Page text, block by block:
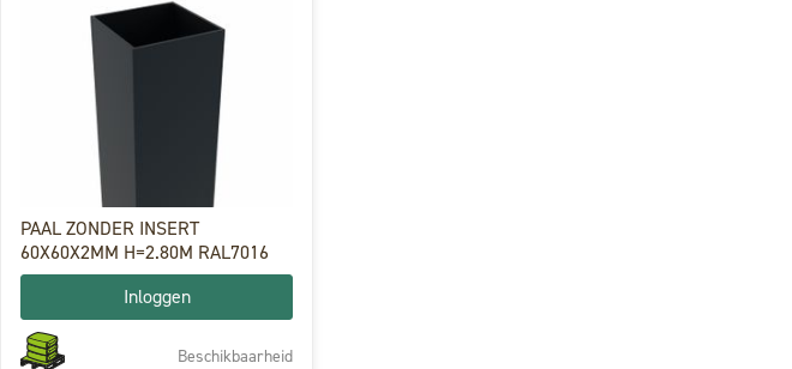
PAAL ZONDER INSERT
60X60X2MM H=2.80M RAL7016
Inloggen
Beschikbaarheid